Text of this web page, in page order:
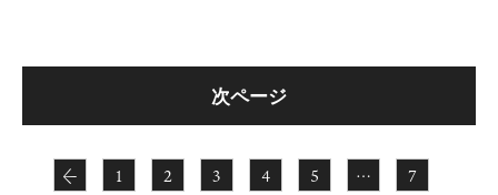
次ページ
← 1 2 3 4 5 … 7